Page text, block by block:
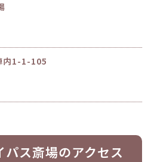
内1-1-105
ス斎場のアクセス